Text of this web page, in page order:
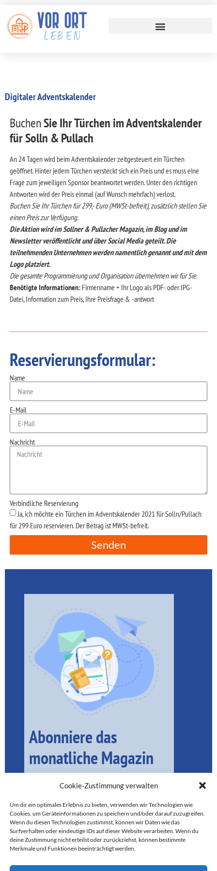
Cookie-Zustimmung verwalten
Um dir ein optimales Erlebnis zu bieten, verwenden wir Technologien wie
Cookies, um Geräteinformationen zu speichern und/oder darauf zuzugreifen.
Wenn du diesen Technologien zustimmst, können wir Daten wie das
Surfverhalten oder eindeutige IDs auf dieser Website verarbeiten. Wenn du
deine Zustimmung nicht erteilst oder zurückziehst, können bestimmte
Merkmale und Funktionen beeinträchtigt werden.
Digitaler Adventskalender
BuchenSie Ihr Türchen im Adventskalender
für Solln & Pullach
An 24 Tagen wird beim Adventskalender zeitgesteuert ein Türchen
geöffnet. Hinter jedem Türchen versteckt sich ein Preis und es muss eine
Frage zum jeweiligen Sponsor beantwortet werden. Unter den richtigen
Antworten wird der Preis einmal (auf Wunsch mehrfach) verlost.
Buchen Sie Ihr Türchen für 299,- Euro (MWSt-befreit), zusätzlich stellen Sie
einen Preis zur Verfügung.
Die Aktion wird im Sollner & Pullacher Magazin, im Blog und im
Newsletter veröffentlicht und über Social Media geteilt.Die
teilnehmenden Unternehmen werden namentlich genannt und mit dem
Logo platziert.
Die gesamte Programmierung und Organisation übernehmen wir für Sie.
Benötigte Informationen: Firmenname + Ihr Logo als PDF- oder JPG-
Datei,Information zum Preis, Ihre Preisfrage & -antwort
Reservierungsformular:
Name
E-Mail
Nachricht
Verbindliche Reservierung
Ja, ich möchte ein Türchen im Adventskalender 2021 für Solln/Pullach
für 299 Euro reservieren. Der Betrag ist MWSt-befreit.
Senden
Abonniere das
monatliche Magazin